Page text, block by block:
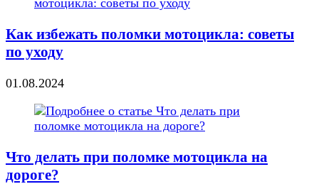
Как избежать поломки мотоцикла: советы
по уходу
01.08.2024
Что делать при поломке мотоцикла на
дороге?